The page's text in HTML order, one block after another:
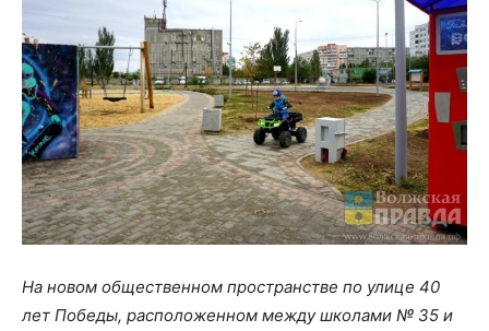
На новом общественном пространстве по улице 40
лет Победы, расположенном между школами № 35 и